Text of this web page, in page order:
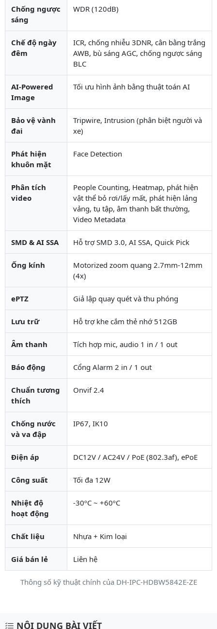
Thông số kỹ thuật chính của DH-IPC-HDBW5842E-ZE
Chống ngược
sáng
WDR (120dB)
Chế độ ngày
đêm
ICR, chống nhiễu 3DNR, cân bằng trắng
AWB, bù sáng AGC, chống ngược sáng
BLC
AI-Powered
Image
Tối ưu hình ảnh bằng thuật toán AI
Bảo vệ vành
đai
Tripwire, Intrusion (phân biệt người và
xe)
Phát hiện
khuôn mặt
Face Detection
Phân tích
video
People Counting, Heatmap, phát hiện
vật thể bỏ rơi/lấy mất, phát hiện lảng
vảng, tụ tập, âm thanh bất thường,
Video Metadata
SMD & AI SSA Hỗ trợ SMD 3.0, AI SSA, Quick Pick
Ống kính
Motorized zoom quang 2.7mm-12mm
(4x)
ePTZ Giả lập quay quét và thu phóng
Lưu trữ Hỗ trợ khe cắm thẻ nhớ 512GB
Âm thanh Tích hợp mic, audio 1 in / 1 out
Báo động Cổng Alarm 2 in / 1 out
Chuẩn tương
thích
Onvif 2.4
Chống nước
và va đập
IP67, IK10
Điện áp DC12V / AC24V / PoE (802.3af), ePoE
Công suất Tối đa 12W
Nhiệt độ
hoạt động
-30ºC ~ +60ºC
Chất liệu Nhựa + Kim loại
Giá bán lẻ Liên hệ
Mô tả chi tiết sản phẩm
NỘI DUNG BÀI VIẾT